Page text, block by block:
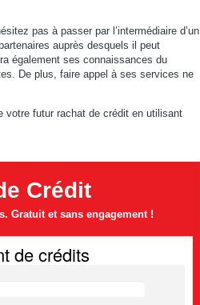
pas à passer par l’intermédiaire d’un
auprès desquels il peut
également ses connaissances du
De plus, faire appel à ses services ne
votre futur rachat de crédit en utilisant
Crédit
Gratuit et sans engagement !